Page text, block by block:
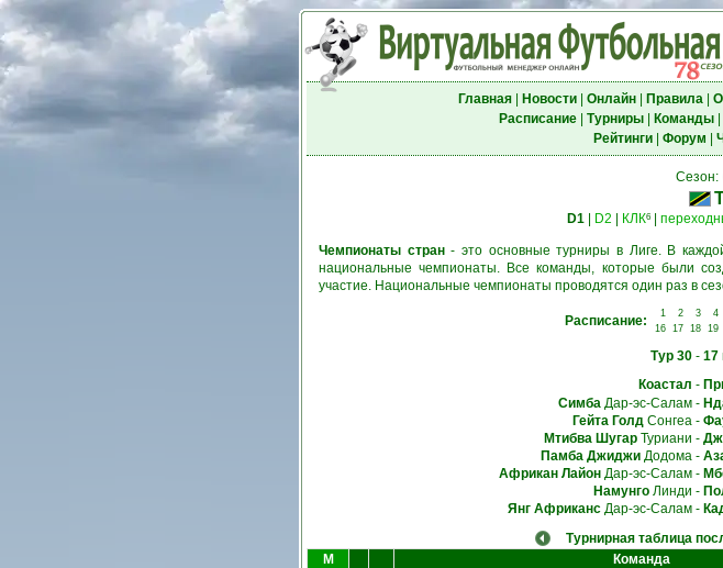
Главная| Новости| Онлайн| Правила|
Расписание| Турниры| Команды|
Рейтинги| Форум
Сезон:
D1 D2 КЛК6
Чемпионаты стран- это основные турниры в Лиге. В
национальные чемпионаты. Все команды, которые были
участие. Национальные чемпионаты проводятся один раз в
Расписание: 1 2 3 4
16
17 18 19
Тур 30- 17
Коастал -
СимбаДар-эс-Салам-
Гейта ГолдСонгеа-
Мтибва ШугарТуриани -
Памба ДжиджиДодома-
Африкан ЛайонДар-эс-Салам-
НамунгоЛинди -
Янг АфрикансДар-эс-Салам-
Турнирная таблица
М
Команда